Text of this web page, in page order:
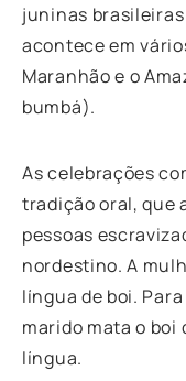
juninas
acontece em
Maranhão e o
bumbá).
As celebrações
tradição oral, que
pessoas
nordestino. A
língua de boi.
marido mata o boi
língua.